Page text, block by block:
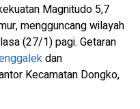
Magnitudo 5,7
mengguncang wilayah
(27/1) pagi. Getaran
dan
Kecamatan Dongko,